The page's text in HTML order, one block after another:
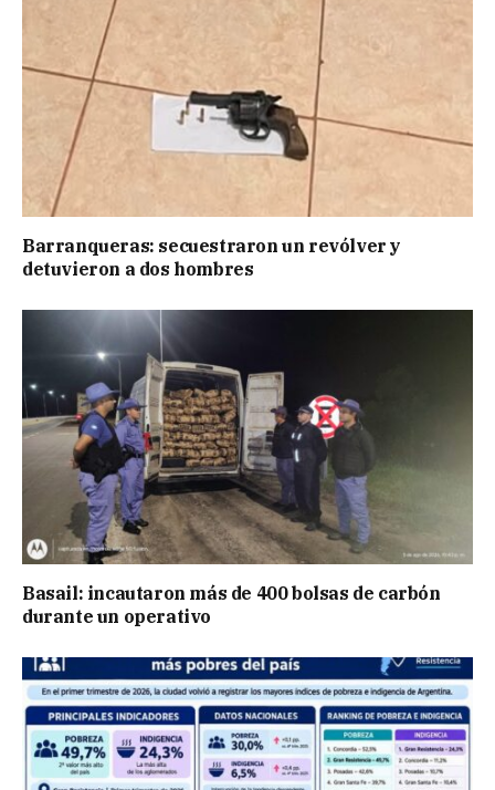
Barranqueras: secuestraron un revólver y
detuvieron a dos hombres
Basail: incautaron más de 400 bolsas de carbón
durante un operativo